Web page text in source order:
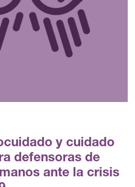
y cuidado
defensoras de
ante la crisis